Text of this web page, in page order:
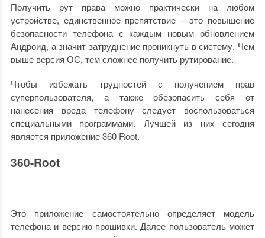
Получить рут права можно практически на любом
устройстве, единственное препятствие – это повышение
безопасности телефона с каждым новым обновлением
Андроид, а значит затруднение проникнуть в систему. Чем
выше версия ОС, тем сложнее получить рутирование.
Чтобы избежать трудностей с получением прав
суперпользователя, а также обезопасить себя от
нанесения вреда телефону следует воспользоваться
специальными программами. Лучшей из них сегодня
является приложение 360 Root.
360-Root
Это приложение самостоятельно определяет модель
телефона и версию прошивки. Далее пользователь может